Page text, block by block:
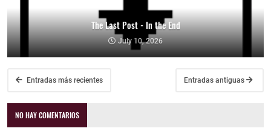
The Last Post - In the End
July 10, 2026
Entradas más recientes Entradas antiguas
NO HAY COMENTARIOS